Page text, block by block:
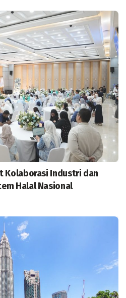
Kolaborasi Industri dan
Halal Nasional